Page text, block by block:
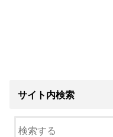
サイト内検索